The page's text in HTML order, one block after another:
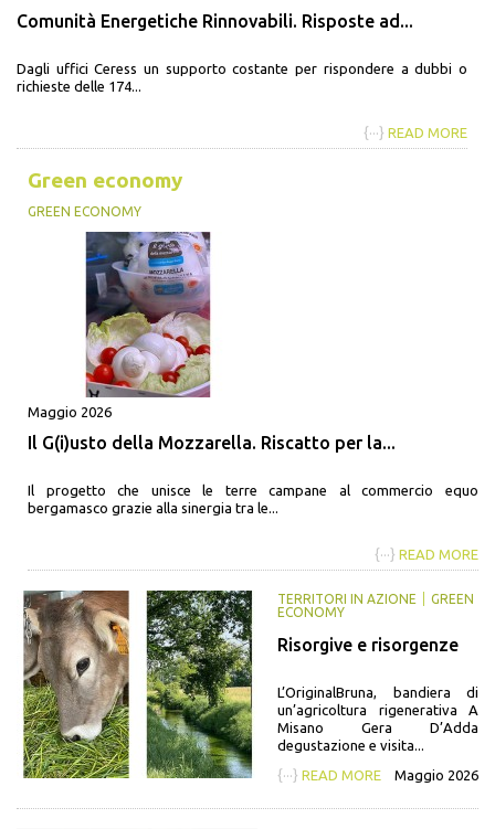
Comunità Energetiche Rinnovabili. Risposte ad...
Dagli uffici Ceress un supporto costante per rispondere a dubbi o
richieste delle 174...
{···} READ MORE
Green economy
GREEN ECONOMY
Maggio 2026
Il G(i)usto della Mozzarella. Riscatto per la...
Il progetto che unisce le terre campane al commercio equo
bergamasco grazie alla sinergia tra le...
{···} READ MORE
TERRITORI IN AZIONE
GREEN
ECONOMY
Risorgive e risorgenze
L’OriginalBruna, bandiera di
un’agricoltura rigenerativa A
Misano Gera D’Adda
degustazione e visita...
{···} READ MORE Maggio 2026